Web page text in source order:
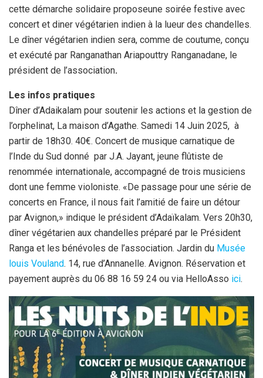
cette démarche solidaire proposeune soirée festive avec
concert et diner végétarien indien à la lueur des chandelles.
Le dîner végétarien indien sera, comme de coutume, conçu
et exécuté par Ranganathan Ariapouttry Ranganadane, le
président de l’association.
Les infos pratiques
Dîner d’Adaikalam pour soutenir les actions et la gestion de
l’orphelinat, La maison d’Agathe. Samedi 14 Juin 2025, à
partir de 18h30. 40€. Concert de musique carnatique de
l’Inde du Sud donné par J.A. Jayant, jeune flûtiste de
renommée internationale, accompagné de trois musiciens
dont une femme violoniste. «De passage pour une série de
concerts en France, il nous fait l’amitié de faire un détour
par Avignon,» indique le président d’Adaïkalam. Vers 20h30,
dîner végétarien aux chandelles préparé par le Président
Ranga et les bénévoles de l’association. Jardin du Musée
louis Vouland. 14, rue d’Annanelle. Avignon. Réservation et
payement auprès du 06 88 16 59 24 ou via HelloAsso ici.